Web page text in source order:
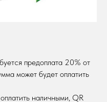
предоплата 20% от
может будет оплатить
наличными, QR